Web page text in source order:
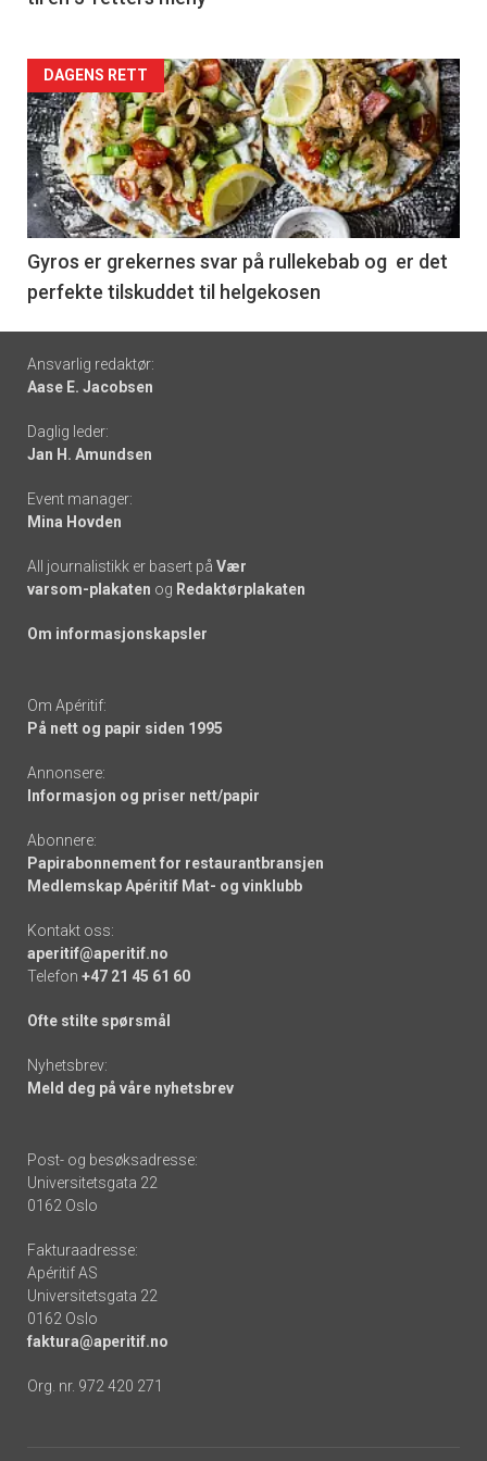
Forsiden
akkurat
nå
-
6
DAGENS RETT
Gyros er grekernes svar på rullekebab og er det
perfekte tilskuddet til helgekosen
Footer
-
links
Ansvarlig redaktør:
Aase E. Jacobsen
Daglig leder:
Jan H. Amundsen
Event manager:
Mina Hovden
All journalistikk er basert på Vær
varsom-plakaten og Redaktørplakaten
Om informasjonskapsler
Om Apéritif:
På nett og papir siden 1995
Annonsere:
Informasjon og priser nett/papir
Abonnere:
Papirabonnement for restaurantbransjen
Medlemskap Apéritif Mat- og vinklubb
Kontakt oss:
aperitif@aperitif.no
Telefon +47 21 45 61 60
Ofte stilte spørsmål
Nyhetsbrev:
Meld deg på våre nyhetsbrev
Post- og besøksadresse:
Universitetsgata 22
0162 Oslo
Fakturaadresse:
Apéritif AS
Universitetsgata 22
0162 Oslo
faktura@aperitif.no
Org. nr. 972 420 271